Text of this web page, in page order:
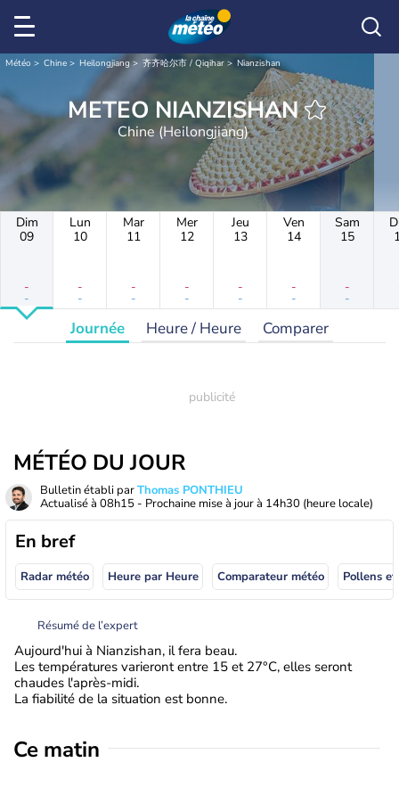
Météo Chine Heilongjiang 齐齐哈尔市 / Qiqihar Nianzishan
METEO NIANZISHAN
Chine (Heilongjiang)
Dim
09
-
-
Lun
10
-
-
Mar
11
-
-
Mer
12
-
-
Jeu
13
-
-
Ven
14
-
-
Sam
15
-
-
Journée Heure / Heure Comparer
MÉTÉO DU JOUR
Bulletin établi parThomas PONTHIEU
Actualisé à 08h15 - Prochaine mise à jour à 14h30 (heure locale)
En bref
Radar météo Heure par Heure Comparateur météo Pollens
Résumé de l’expert
Aujourd'hui à Nianzishan, il fera beau.
Les températures varieront entre 15 et 27°C, elles seront
chaudes l'après-midi.
La fiabilité de la situation est bonne.
Ce matin